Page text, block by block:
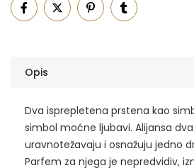
Opis
Dva isprepletena prstena kao
simbol moćne ljubavi. Alijansa
uravnotežavaju i osnažuju jedno
Parfem za njega je nepredvidiv,